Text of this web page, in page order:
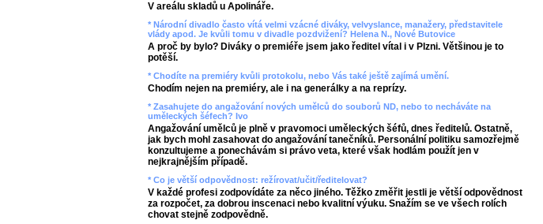
V areálu skladů u Apolináře.
* Národní divadlo často vítá velmi vzácné diváky, velvyslance, manažery, představitele
vlády apod. Je kvůli tomu v divadle pozdvižení? Helena N., Nové Butovice
A proč by bylo? Diváky o premiéře jsem jako ředitel vítal i v Plzni. Většinou je to
potěší.
* Chodíte na premiéry kvůli protokolu, nebo Vás také ještě zajímá umění.
Chodím nejen na premiéry, ale i na generálky a na reprízy.
* Zasahujete do angažování nových umělců do souborů ND, nebo to necháváte na
uměleckých šéfech? Ivo
Angažování umělců je plně v pravomoci uměleckých šéfů, dnes ředitelů. Ostatně,
jak bych mohl zasahovat do angažování tanečníků. Personální politiku samozřejmě
konzultujeme a ponechávám si právo veta, které však hodlám použít jen v
nejkrajnějším případě.
* Co je větší odpovědnost: režírovat/učit/ředitelovat?
V každé profesi zodpovídáte za něco jiného. Těžko změřit jestli je větší odpovědnost
za rozpočet, za dobrou inscenaci nebo kvalitní výuku. Snažím se ve všech rolích
chovat stejně zodpovědně.